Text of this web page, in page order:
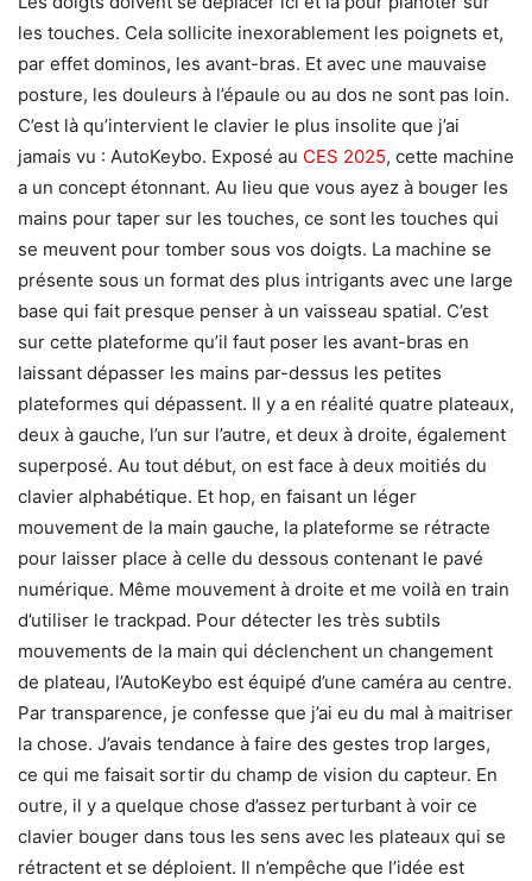
les touches. Cela sollicite inexorablement les poignets et,
par effet dominos, les avant-bras. Et avec une mauvaise
posture, les douleurs à l’épaule ou au dos ne sont pas loin.
C’est là qu’intervient le clavier le plus insolite que j’ai
jamais vu : AutoKeybo. Exposé au CES 2025, cette machine
a un concept étonnant. Au lieu que vous ayez à bouger les
mains pour taper sur les touches, ce sont les touches qui
se meuvent pour tomber sous vos doigts. La machine se
présente sous un format des plus intrigants avec une large
base qui fait presque penser à un vaisseau spatial. C’est
sur cette plateforme qu’il faut poser les avant-bras en
laissant dépasser les mains par-dessus les petites
plateformes qui dépassent. Il y a en réalité quatre plateaux,
deux à gauche, l’un sur l’autre, et deux à droite, également
superposé. Au tout début, on est face à deux moitiés du
clavier alphabétique. Et hop, en faisant un léger
mouvement de la main gauche, la plateforme se rétracte
pour laisser place à celle du dessous contenant le pavé
numérique. Même mouvement à droite et me voilà en train
d’utiliser le trackpad. Pour détecter les très subtils
mouvements de la main qui déclenchent un changement
de plateau, l’AutoKeybo est équipé d’une caméra au centre.
Par transparence, je confesse que j’ai eu du mal à maitriser
la chose. J’avais tendance à faire des gestes trop larges,
ce qui me faisait sortir du champ de vision du capteur. En
outre, il y a quelque chose d’assez perturbant à voir ce
clavier bouger dans tous les sens avec les plateaux qui se
rétractent et se déploient. Il n’empêche que l’idée est